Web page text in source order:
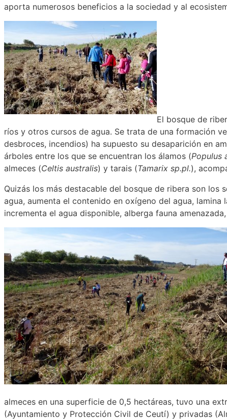
aporta numerosos beneficios a la sociedad y al
El bosque de
ríos y otros cursos de agua. Se trata de una formación
desbroces, incendios) ha supuesto su desaparición en
árboles entre los que se encuentran los álamos (Populus
almeces (Celtis australis) y tarais (Tamarix sp.pl.),
Quizás los más destacable del bosque de ribera son
agua, aumenta el contenido en oxígeno del agua,
incrementa el agua disponible, alberga fauna
almeces en una superficie de 0,5 hectáreas, tuvo una
(Ayuntamiento y Protección Civil de Ceutí) y privadas